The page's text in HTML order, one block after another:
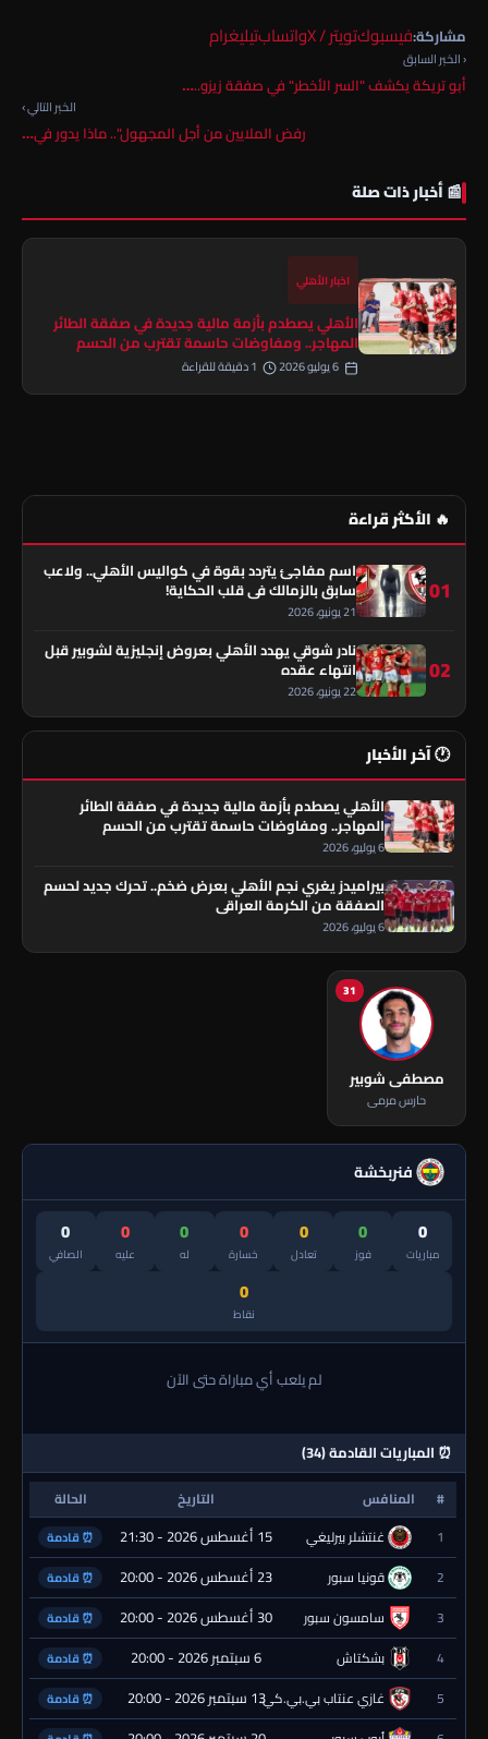
مشاركة:فيسبوكتويتر / X واتسابتيليغرام
‹ الخبر السابق
أبو تريكة يكشف "السر الأخطر" في صفقة زيزو..…
الخبر التالي ›
رفض الملايين من أجل المجهول".. ماذا يدور في…
📰 أخبار ذات صلة
اخبار الأهلي
الأهلي يصطدم بأزمة مالية جديدة في صفقة الطائر
المهاجر.. ومفاوضات حاسمة تقترب من الحسم
🔥 الأكثر قراءة
01
اسم مفاجئ يتردد بقوة في كواليس الأهلي.. ولاعب
سابق بالزمالك في قلب الحكاية!
21 يونيو، 2026
02
نادر شوقي يهدد الأهلي بعروض إنجليزية لشوبير قبل
انتهاء عقده
22 يونيو، 2026
🕐 آخر الأخبار
الأهلي يصطدم بأزمة مالية جديدة في صفقة الطائر
المهاجر.. ومفاوضات حاسمة تقترب من الحسم
6 يوليو، 2026
بيراميدز يغري نجم الأهلي بعرض ضخم.. تحرك جديد لحسم
الصفقة من الكرمة العراقي
6 يوليو، 2026
31
مصطفى شوبير
حارس مرمى
فنربخشة
0
مباريات
0
فوز
0
تعادل
0
خسارة
0
له
0
عليه
0
الصافي
0
نقاط
لم يلعب أي مباراة حتى الآن
⏰ المباريات القادمة (34)
# المنافس التاريخ
الحالة
1
غنتشلر بيرليغي 15 أغسطس 2026 - 21:30 ⏰ قادمة
2 قونيا سبور 23 أغسطس 2026 - 20:00 ⏰ قادمة
3 سامسون سبور 30 أغسطس 2026 - 20:00 ⏰ قادمة
4 بشكتاش 6 سبتمبر 2026 - 20:00 ⏰ قادمة
5 غازي عنتاب بي.بي.كي.13 سبتمبر 2026 - 20:00 ⏰ قادمة